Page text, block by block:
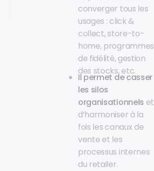
converger tous les
usages : click &
collect, store-to-
home, programmes
de fidélité, gestion
des stocks, etc.
Il permet de casser
les silos
organisationnels et
d’harmoniser à la
fois les canaux de
vente et les
processus internes
du retailer.